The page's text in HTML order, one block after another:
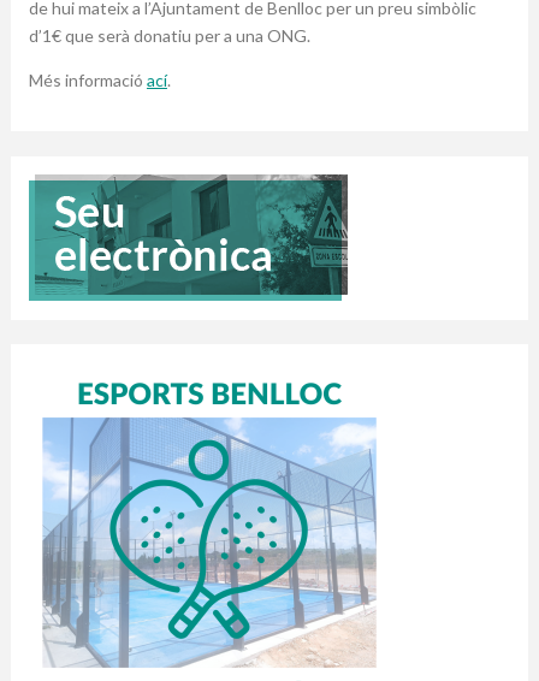
de hui mateix a l’Ajuntament de Benlloc per un preu simbòlic
d’1€ que serà donatiu per a una ONG.
Més informació ací.